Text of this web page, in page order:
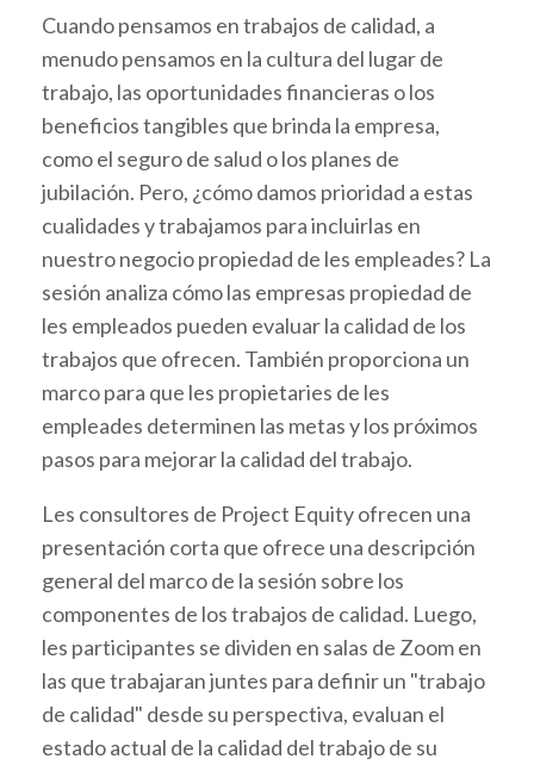
Cuando pensamos en trabajos de calidad, a
menudo pensamos en la cultura del lugar de
trabajo, las oportunidades financieras o los
beneficios tangibles que brinda la empresa,
como el seguro de salud o los planes de
jubilación. Pero, ¿cómo damos prioridad a estas
cualidades y trabajamos para incluirlas en
nuestro negocio propiedad de les empleades? La
sesión analiza cómo las empresas propiedad de
les empleados pueden evaluar la calidad de los
trabajos que ofrecen. También proporciona un
marco para que les propietaries de les
empleades determinen las metas y los próximos
pasos para mejorar la calidad del trabajo.
Les consultores de Project Equity ofrecen una
presentación corta que ofrece una descripción
general del marco de la sesión sobre los
componentes de los trabajos de calidad. Luego,
les participantes se dividen en salas de Zoom en
las que trabajaran juntes para definir un "trabajo
de calidad" desde su perspectiva, evaluan el
estado actual de la calidad del trabajo de su